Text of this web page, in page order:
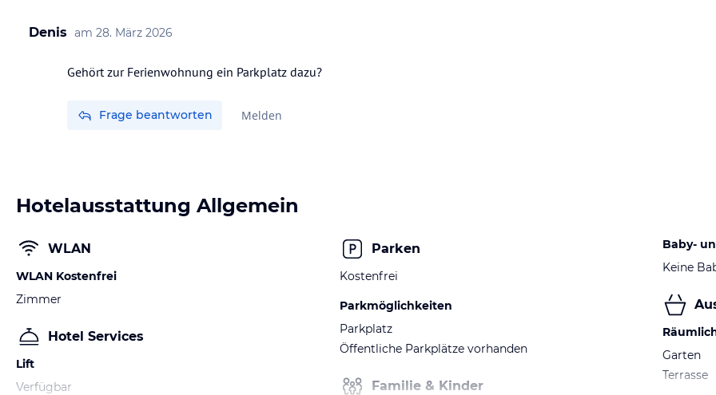
Denis am 28. März 2026
Gehört zur Ferienwohnung ein Parkplatz dazu?
Frage beantworten Melden
Hotelausstattung Allgemein
WLAN
WLAN Kostenfrei
Zimmer
Hotel Services
Lift
Verfügbar
Parken
Kostenfrei
Parkmöglichkeiten
Parkplatz
Öffentliche Parkplätze vorhanden
Familie & Kinder
Baby-
Keine
Garten
Terrasse